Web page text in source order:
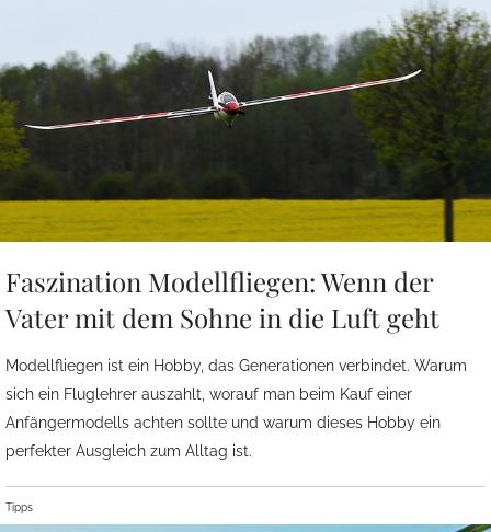
Faszination Modellfliegen: Wenn der
Vater mit dem Sohne in die Luft geht
Modellfliegen ist ein Hobby, das Generationen verbindet. Warum
sich ein Fluglehrer auszahlt, worauf man beim Kauf einer
Anfängermodells achten sollte und warum dieses Hobby ein
perfekter Ausgleich zum Alltag ist.
Tipps